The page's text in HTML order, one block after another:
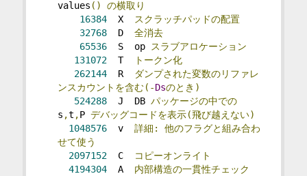
values ()
の横取り
16384 X
スクラッチパッドの配置
32768 D 全消去
65536 S  op
スラブアロケーション
131072 T
トークン化
262144 R
ダンプされた変数のリファレ
ンスカウントを含む(-Dsのとき)
524288 J  DB パッケージの中での
s ,t ,P デバッグコードを表示(飛び越えない)
1048576 v 詳細:
他のフラグと組み合わ
せて使う
2097152 C
コピーオンライト
4194304 A 内部構造の一貫性チェック